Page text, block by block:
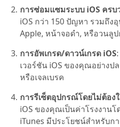
การซ่อมแซมระบบ iOS ครบ
iOS กว่า 150 ปัญหา รวมถึ
Apple, หน้าจอดำ, หรือวนลู
การอัพเกรด/ดาวน์เกรด iOS
เวอร์ชัน iOS ของคุณอย่างป
หรือเจลเบรค
การรีเซ็ตอุปกรณ์โดยไม่ต้อง
iOS ของคุณเป็นค่าโรงงาน
iTunes มีประโยชน์สำหรับก